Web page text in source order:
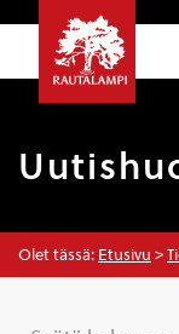
Olet tässä: Etusivu >